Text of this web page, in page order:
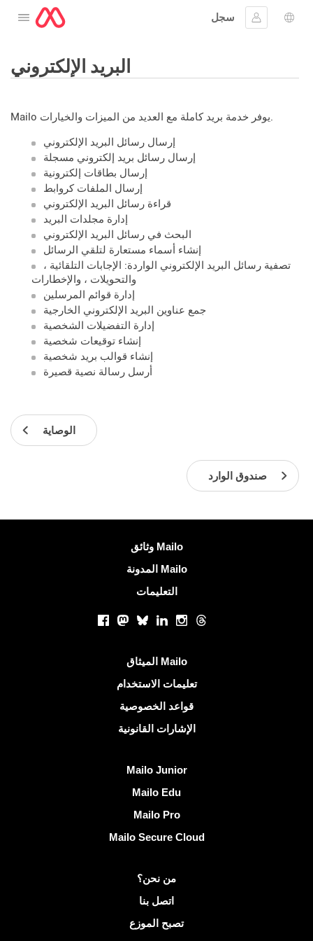
افتح القائمة
سجل
الدخولاللغة
البريد الإلكتروني
Mailo يوفر خدمة بريد كاملة مع العديد من الميزات والخيارات.
إرسال رسائل البريد الإلكتروني
إرسال رسائل بريد إلكتروني مسجلة
إرسال بطاقات إلكترونية
إرسال الملفات كروابط
قراءة رسائل البريد الإلكتروني
إدارة مجلدات البريد
البحث في رسائل البريد الإلكتروني
إنشاء أسماء مستعارة لتلقي الرسائل
تصفية رسائل البريد الإلكتروني الواردة: الإجابات التلقائية ،
والتحويلات ، والإخطارات
إدارة قوائم المرسلين
جمع عناوين البريد الإلكتروني الخارجية
إدارة التفضيلات الشخصية
إنشاء توقيعات شخصية
إنشاء قوالب بريد شخصية
أرسل رسالة نصية قصيرة
الوصاية
صندوق الوارد
وثائق Mailo
المدونة Mailo
التعليمات
Facebook
Mastodon
BlueskyLinkedInInstagram
Threads
الميثاق Mailo
تعليمات الاستخدام
قواعد الخصوصية
الإشارات القانونية
Mailo Junior
Mailo Edu
Mailo Pro
Mailo Secure Cloud
مزيد من المعلومات على Mailoمن نحن؟
اتصل بنا
تصبح الموزع